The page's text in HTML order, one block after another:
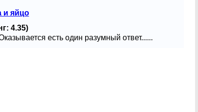
и яйцо
4.35)
есть один разумный ответ......